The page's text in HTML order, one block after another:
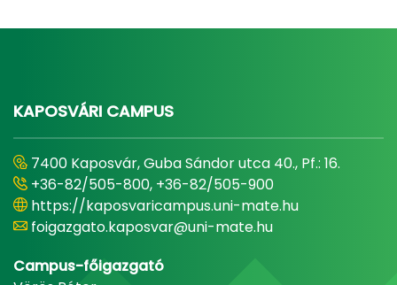
KAPOSVÁRI CAMPUS
7400 Kaposvár, Guba Sándor utca 40., Pf.: 16.
+36-82/505-800, +36-82/505-900
https://kaposvaricampus.uni-mate.hu
foigazgato.kaposvar@uni-mate.hu
Campus-főigazgató